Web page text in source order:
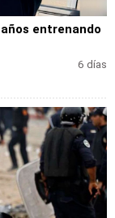
entrenando
6 días